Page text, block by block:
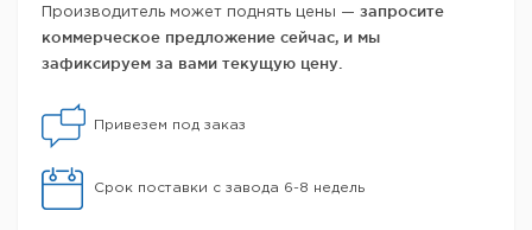
Производитель может поднять цены — запросите
коммерческое предложение сейчас, и мы
зафиксируем за вами текущую цену.
Привезем под заказ
Срок поставки с завода 6-8 недель